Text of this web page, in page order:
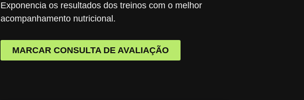
Exponencia os resultados dos treinos com o melhor
acompanhamento nutricional.
MARCAR CONSULTA DE AVALIAÇÃO